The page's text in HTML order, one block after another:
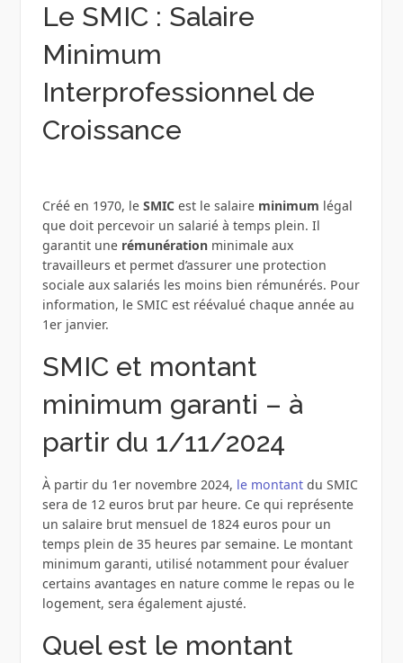
Le SMIC : Salaire
Minimum
Interprofessionnel de
Croissance
Créé en 1970, le SMICest le salaire minimum légal
que doit percevoir un salarié à temps plein. Il
garantit une rémunérationminimale aux
travailleurs et permet d’assurer une protection
sociale aux salariés les moins bien rémunérés. Pour
information, le SMIC est réévalué chaque année au
1er janvier.
SMIC et montant
minimum garanti – à
partir du 1/11/2024
À partir du 1er novembre 2024, le montantdu SMIC
sera de 12 euros brut par heure. Ce qui représente
un salaire brut mensuel de 1824 euros pour un
temps plein de 35 heures par semaine. Le montant
minimum garanti, utilisé notamment pour évaluer
certains avantages en nature comme le repas ou le
logement, sera également ajusté.
Quel est le montant